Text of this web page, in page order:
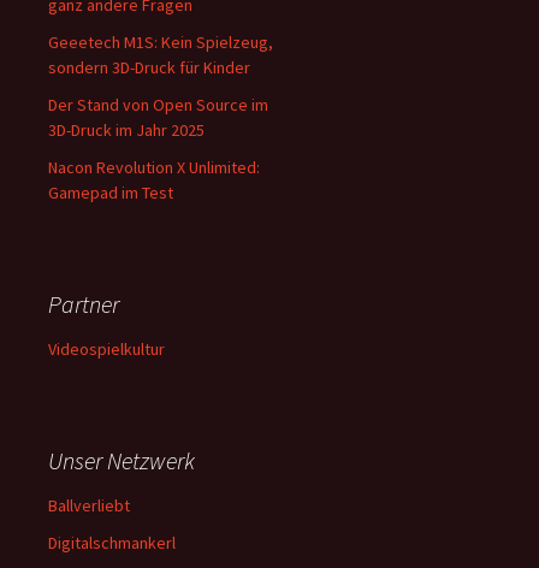
ganz andere Fragen
Geeetech M1S: Kein Spielzeug,
sondern 3D-Druck für Kinder
Der Stand von Open Source im
3D-Druck im Jahr 2025
Nacon Revolution X Unlimited:
Gamepad im Test
Partner
Videospielkultur
Unser Netzwerk
Ballverliebt
Digitalschmankerl